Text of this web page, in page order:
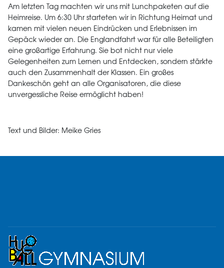
Am letzten Tag machten wir uns mit Lunchpaketen auf die
Heimreise. Um 6:30 Uhr starteten wir in Richtung Heimat und
kamen mit vielen neuen Eindrücken und Erlebnissen im
Gepäck wieder an. Die Englandfahrt war für alle Beteiligten
eine großartige Erfahrung. Sie bot nicht nur viele
Gelegenheiten zum Lernen und Entdecken, sondern stärkte
auch den Zusammenhalt der Klassen. Ein großes
Dankeschön geht an alle Organisatoren, die diese
unvergessliche Reise ermöglicht haben!
Text und Bilder: Meike Gries